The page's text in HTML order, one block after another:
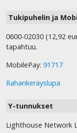
Tukipuhelin ja
0600-02030 (12,92
tapahtuu.
MobilePay: 91717
Rahankeräyslupa
Y-tunnukset
Lighthouse Network